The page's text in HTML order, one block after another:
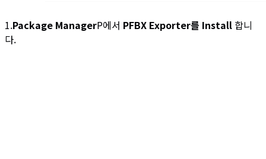
1.Package ManagerP에서 PFBX Exporter를 Install 합니
다.